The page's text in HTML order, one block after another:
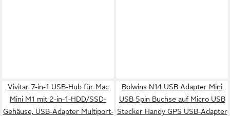
Vivitar 7-in-1 USB-Hub für Mac
Mini M1 mit 2-in-1-HDD/SSD-
Gehäuse, USB-Adapter Multiport-
Bolwins N14 USB Adapter Mini
USB 5pin Buchse auf Micro USB
Stecker Handy GPS USB-Adapter